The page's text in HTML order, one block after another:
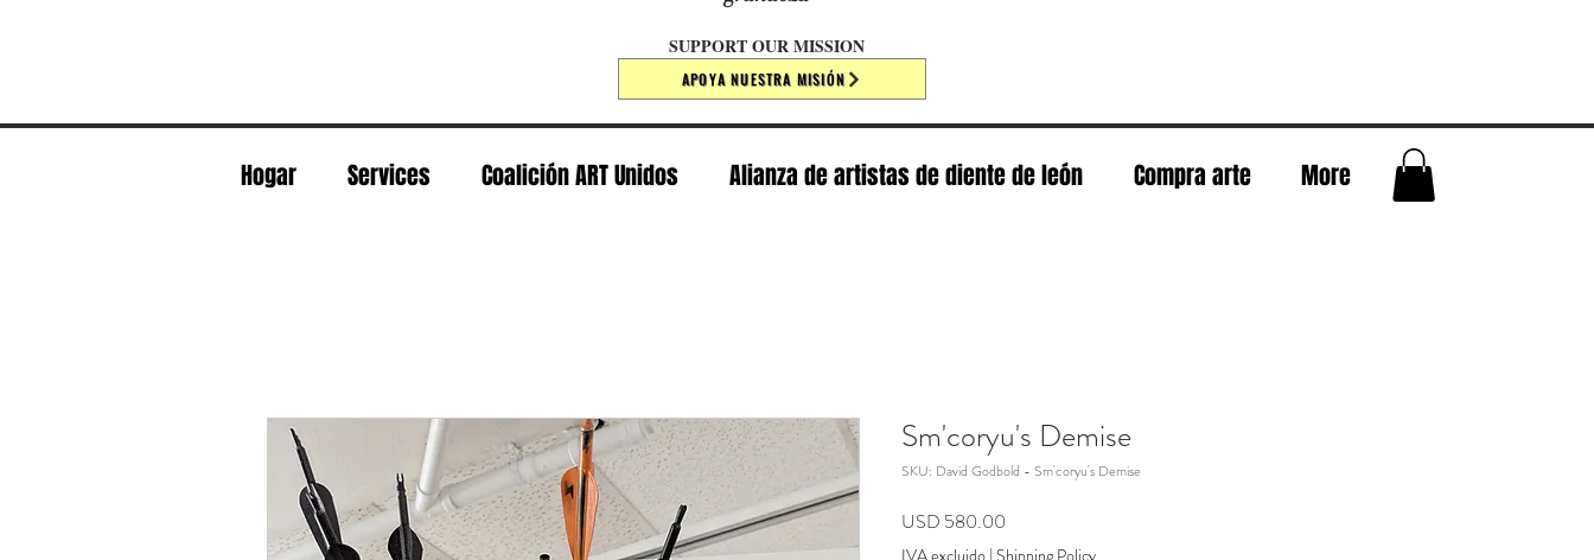
SUPPORT OUR MISSION
APOYA NUESTRA MISIÓN
Hogar Services Coalición ART Unidos Alianza de artistas de diente de león Compra arte More
Sm'coryu's Demise
SKU: David Godbold - Sm'coryu's Demise
USD 580.00